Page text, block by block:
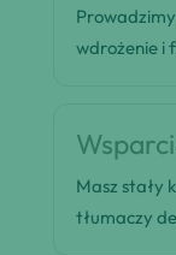
wdrożenie i
Masz stały
tłumaczy